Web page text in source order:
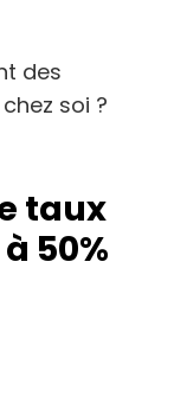
des
soi ?
taux
50%